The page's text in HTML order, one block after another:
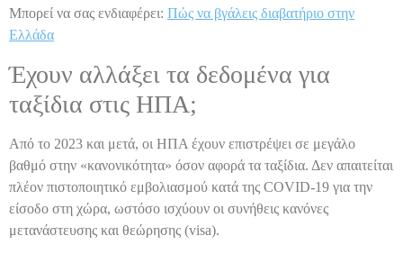
Μπορεί να σας ενδιαφέρει: Πώς να βγάλεις διαβατήριο στην
Ελλάδα
Έχουν αλλάξει τα δεδομένα για
ταξίδια στις ΗΠΑ;
Από το 2023 και μετά, οι ΗΠΑ έχουν επιστρέψει σε μεγάλο
βαθμό στην «κανονικότητα» όσον αφορά τα ταξίδια. Δεν απαιτείται
πλέον πιστοποιητικό εμβολιασμού κατά της COVID-19 για την
είσοδο στη χώρα, ωστόσο ισχύουν οι συνήθεις κανόνες
μετανάστευσης και θεώρησης (visa).